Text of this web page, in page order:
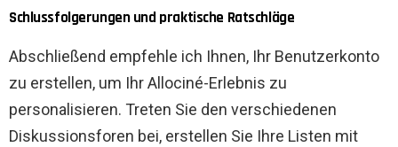
Schlussfolgerungen und praktische Ratschläge
Abschließend empfehle ich Ihnen, Ihr Benutzerkonto
zu erstellen, um Ihr Allociné-Erlebnis zu
personalisieren. Treten Sie den verschiedenen
Diskussionsforen bei, erstellen Sie Ihre Listen mit